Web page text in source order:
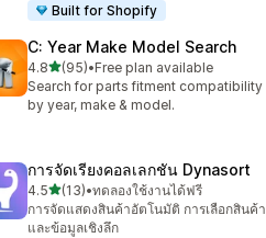
Built for Shopify
C: Year Make Model Search
4.8เต็ม 5 ดาว
(95)
ทั้งหมด 95 รีวิว
•Free plan available
Search for parts fitment compatibility
by year, make & model.
การจัดเรียงคอลเลกชัน Dynasort
4.5เต็ม 5 ดาว
(13)
ทั้งหมด 13 รีวิว
•ทดลองใช้งานได้ฟรี
การจัดแสดงสินค้าอัตโนมัติ การเลือกสินค้า
และข้อมูลเชิงลึก